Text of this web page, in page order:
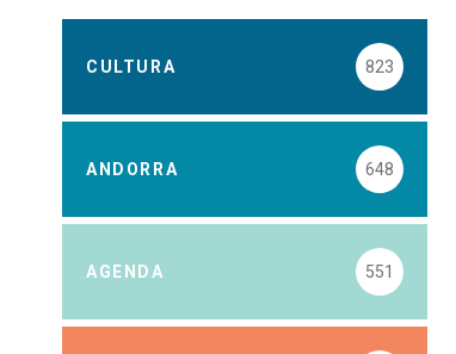
CULTURA 823
ANDORRA 648
AGENDA 551